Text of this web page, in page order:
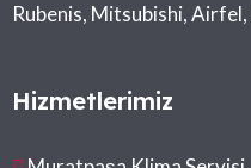
Rubenis, Mitsubishi,
Hizmetlerimiz